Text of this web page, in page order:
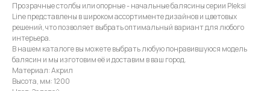
Прозрачные столбы или опорные - начальные балясины серии Pleksi
Line представлены в широком ассортименте дизайнов и цветовых
решений, что позволяет выбрать оптимальный вариант для любого
интерьера.
В нашем каталоге вы можете выбрать любую понравившуюся модель
балясин и мы изготовим её и доставим в ваш город.
Материал: Акрил
Высота, мм: 1200